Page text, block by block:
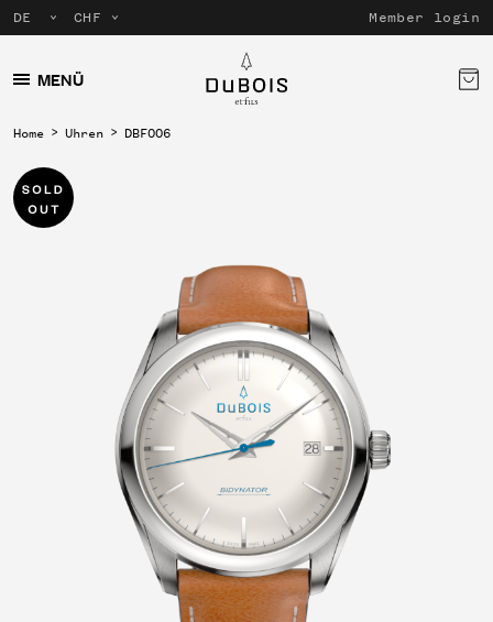
Member login
MENÜ
Home Uhren DBF006